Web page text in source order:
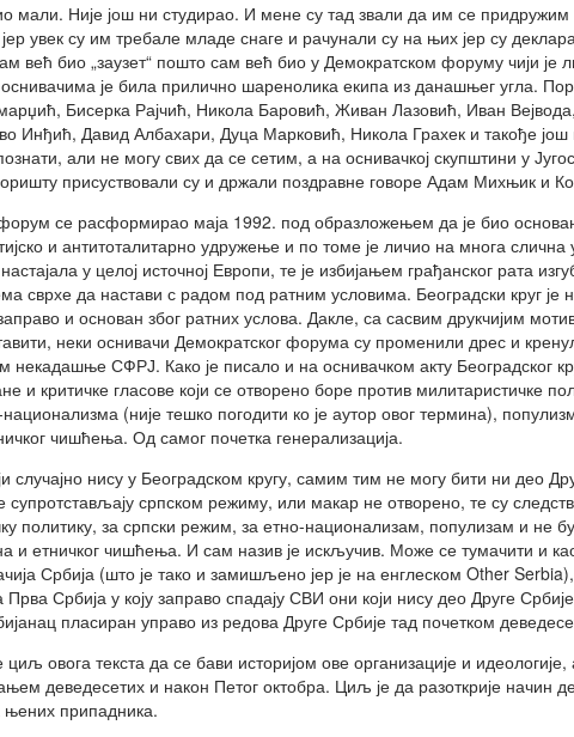
мали. Није још ни студирао. И мене су тад звали да им се придружим
увек су им требале младе снаге и рачунали су на њих јер су
већ био „заузет“ пошто сам већ био у Демократском форуму чији је
је била прилично шаренолика екипа из данашњег угла.
Бисерка Рајчић, Никола Баровић, Живан Лазовић, Иван
Инђић, Давид Албахари, Дуца Марковић, Никола Грахек и такође још
али не могу свих да се сетим, а на оснивачкој скупштини у
присуствовали су и држали поздравне говоре Адам Михњик и
се расформирао маја 1992. под образложењем да је био
и антитоталитарно удружење и по томе је личио на многа слична
у целој источној Европи, те је избијањем грађанског рата
сврхе да настави с радом под ратним условима. Београдски круг је
и основан због ратних услова. Дакле, са сасвим друкчијим
неки оснивачи Демократског форума су променили дрес и
некадашње СФРЈ. Како је писало и на оснивачком акту Београдског
и критичке гласове који се отворено боре против милитаристичке
(није тешко погодити ко је аутор овог термина),
чишћења. Од самог почетка генерализација.
случајно нису у Београдском кругу, самим тим не могу бити ни део
супротстављају српском режиму, или макар не отворено, те су
политику, за српски режим, за етно-национализам, популизам и не
и етничког чишћења. И сам назив је искључив. Може се тумачити и
Србија (што је тако и замишљено јер је на енглеском Other
Прва Србија у коју заправо спадају СВИ они који нису део Друге
пласиран управо из редова Друге Србије тад почетком
овога текста да се бави историјом ове организације и
деведесетих и након Петог октобра. Циљ је да разоткрије начин
припадника.